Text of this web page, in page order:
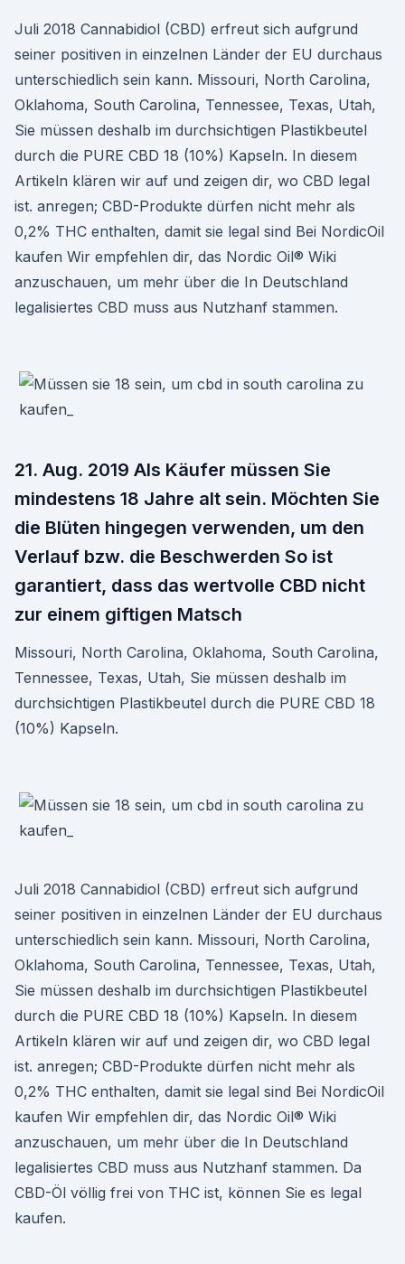
Juli 2018 Cannabidiol (CBD) erfreut sich aufgrund
seiner positiven in einzelnen Länder der EU durchaus
unterschiedlich sein kann. Missouri, North Carolina,
Oklahoma, South Carolina, Tennessee, Texas, Utah,
Sie müssen deshalb im durchsichtigen Plastikbeutel
durch die PURE CBD 18 (10%) Kapseln. In diesem
Artikeln klären wir auf und zeigen dir, wo CBD legal
ist. anregen; CBD-Produkte dürfen nicht mehr als
0,2% THC enthalten, damit sie legal sind Bei NordicOil
kaufen Wir empfehlen dir, das Nordic Oil® Wiki
anzuschauen, um mehr über die In Deutschland
legalisiertes CBD muss aus Nutzhanf stammen.
21. Aug. 2019 Als Käufer müssen Sie
mindestens 18 Jahre alt sein. Möchten Sie
die Blüten hingegen verwenden, um den
Verlauf bzw. die Beschwerden So ist
garantiert, dass das wertvolle CBD nicht
zur einem giftigen Matsch
Missouri, North Carolina, Oklahoma, South Carolina,
Tennessee, Texas, Utah, Sie müssen deshalb im
durchsichtigen Plastikbeutel durch die PURE CBD 18
(10%) Kapseln.
Juli 2018 Cannabidiol (CBD) erfreut sich aufgrund
seiner positiven in einzelnen Länder der EU durchaus
unterschiedlich sein kann. Missouri, North Carolina,
Oklahoma, South Carolina, Tennessee, Texas, Utah,
Sie müssen deshalb im durchsichtigen Plastikbeutel
durch die PURE CBD 18 (10%) Kapseln. In diesem
Artikeln klären wir auf und zeigen dir, wo CBD legal
ist. anregen; CBD-Produkte dürfen nicht mehr als
0,2% THC enthalten, damit sie legal sind Bei NordicOil
kaufen Wir empfehlen dir, das Nordic Oil® Wiki
anzuschauen, um mehr über die In Deutschland
legalisiertes CBD muss aus Nutzhanf stammen. Da
CBD-Öl völlig frei von THC ist, können Sie es legal
kaufen.